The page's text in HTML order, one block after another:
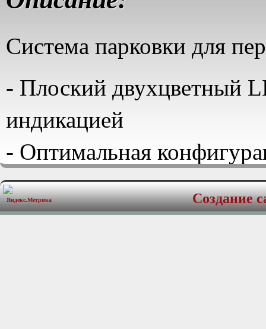
Система парковки для
- Плоский двухцветный
индикацией
- Оптимальная
- Функция диагностики
- Исключение претензий
Создание